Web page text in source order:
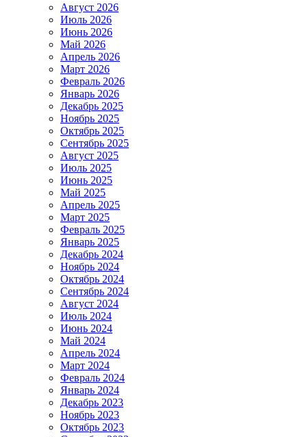
Август 2026
Июль 2026
Июнь 2026
Май 2026
Апрель 2026
Март 2026
Февраль 2026
Январь 2026
Декабрь 2025
Ноябрь 2025
Октябрь 2025
Сентябрь 2025
Август 2025
Июль 2025
Июнь 2025
Май 2025
Апрель 2025
Март 2025
Февраль 2025
Январь 2025
Декабрь 2024
Ноябрь 2024
Октябрь 2024
Сентябрь 2024
Август 2024
Июль 2024
Июнь 2024
Май 2024
Апрель 2024
Март 2024
Февраль 2024
Январь 2024
Декабрь 2023
Ноябрь 2023
Октябрь 2023